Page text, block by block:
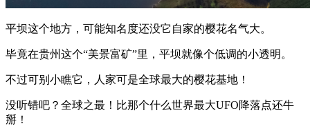
平坝这个地方，可能知名度还没它自家的樱花名气大。
毕竟在贵州这个“美景富矿”里，平坝就像个低调的小透明。
不过可别小瞧它，人家可是全球最大的樱花基地！
没听错吧？全球之最！比那个什么世界最大UFO降落点还牛
掰！